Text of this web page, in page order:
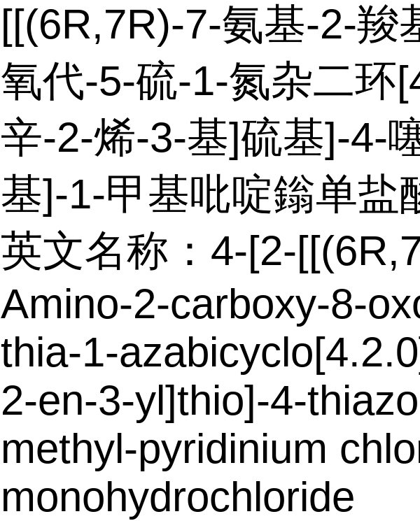
[[(6R,7R)-7-氨基-2-羧
氧代-5-硫-1-氮杂二环
辛-2-烯-3-基]硫基]-4-
基]-1-甲基吡啶鎓单盐
英文名称：4-[2-
Amino-2-carboxy-8-
thia-1-
2-en-3-yl]thio]-4-
methyl-pyridinium
monohydrochloride